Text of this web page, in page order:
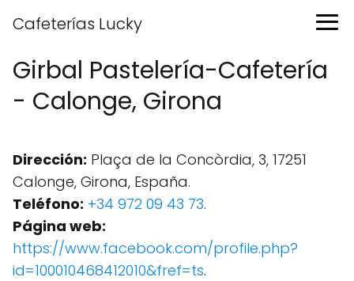
Cafeterías Lucky
Girbal Pastelería-Cafetería
- Calonge, Girona
Dirección: Plaça de la Concòrdia, 3, 17251
Calonge, Girona, España.
Teléfono: +34 972 09 43 73.
Página web:
https://www.facebook.com/profile.php?
id=100010468412010&fref=ts.